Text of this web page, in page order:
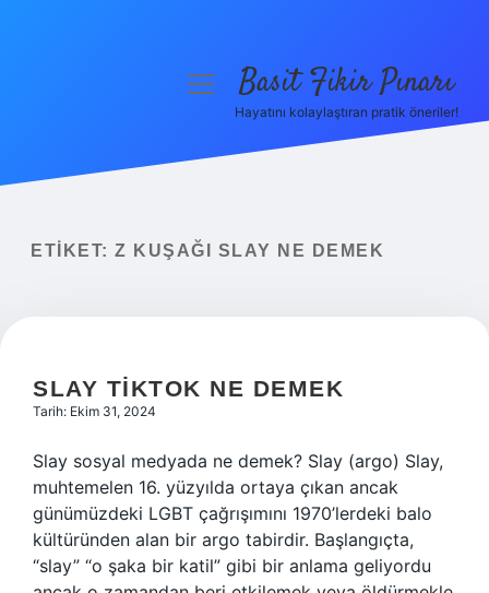
Yasal Uyarı
menüyüBasit Fikir Pınarı
Hayatını kolaylaştıran pratik öneriler!
ETIKET: Z KUŞAĞI SLAY NE DEMEK
SLAY TIKTOK NE DEMEK
Tarih: Ekim 31, 2024
Slay sosyal medyada ne demek? Slay (argo) Slay,
muhtemelen 16. yüzyılda ortaya çıkan ancak
günümüzdeki LGBT çağrışımını 1970’lerdeki balo
kültüründen alan bir argo tabirdir. Başlangıçta,
“slay” “o şaka bir katil” gibi bir anlama geliyordu